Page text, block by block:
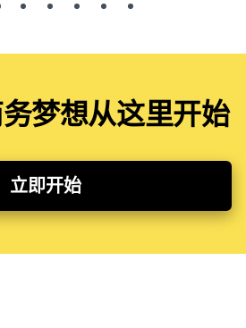
梦想从这里开始
立即开始